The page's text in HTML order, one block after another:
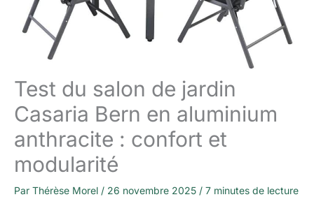
Test du salon de jardin
Casaria Bern en aluminium
anthracite : confort et
modularité
Par Thérèse Morel / 26 novembre 2025 / 7 minutes de lecture